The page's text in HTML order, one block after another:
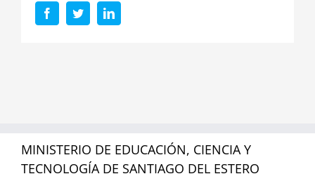
FacebookTwitterLinkedIn
MINISTERIO DE EDUCACIÓN, CIENCIA Y
TECNOLOGÍA DE SANTIAGO DEL ESTERO